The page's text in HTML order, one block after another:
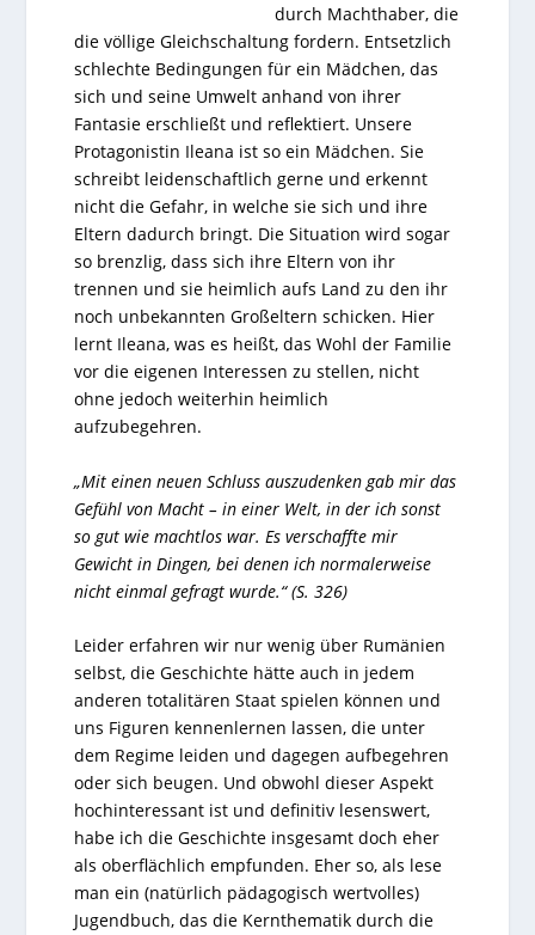
durch Machthaber, die
die völlige Gleichschaltung fordern. Entsetzlich
schlechte Bedingungen für ein Mädchen, das
sich und seine Umwelt anhand von ihrer
Fantasie erschließt und reflektiert. Unsere
Protagonistin Ileana ist so ein Mädchen. Sie
schreibt leidenschaftlich gerne und erkennt
nicht die Gefahr, in welche sie sich und ihre
Eltern dadurch bringt. Die Situation wird sogar
so brenzlig, dass sich ihre Eltern von ihr
trennen und sie heimlich aufs Land zu den ihr
noch unbekannten Großeltern schicken. Hier
lernt Ileana, was es heißt, das Wohl der Familie
vor die eigenen Interessen zu stellen, nicht
ohne jedoch weiterhin heimlich
aufzubegehren.
„Mit einen neuen Schluss auszudenken gab mir das
Gefühl von Macht – in einer Welt, in der ich sonst
so gut wie machtlos war. Es verschaffte mir
Gewicht in Dingen, bei denen ich normalerweise
nicht einmal gefragt wurde.“ (S. 326)
Leider erfahren wir nur wenig über Rumänien
selbst, die Geschichte hätte auch in jedem
anderen totalitären Staat spielen können und
uns Figuren kennenlernen lassen, die unter
dem Regime leiden und dagegen aufbegehren
oder sich beugen. Und obwohl dieser Aspekt
hochinteressant ist und definitiv lesenswert,
habe ich die Geschichte insgesamt doch eher
als oberflächlich empfunden. Eher so, als lese
man ein (natürlich pädagogisch wertvolles)
Jugendbuch, das die Kernthematik durch die